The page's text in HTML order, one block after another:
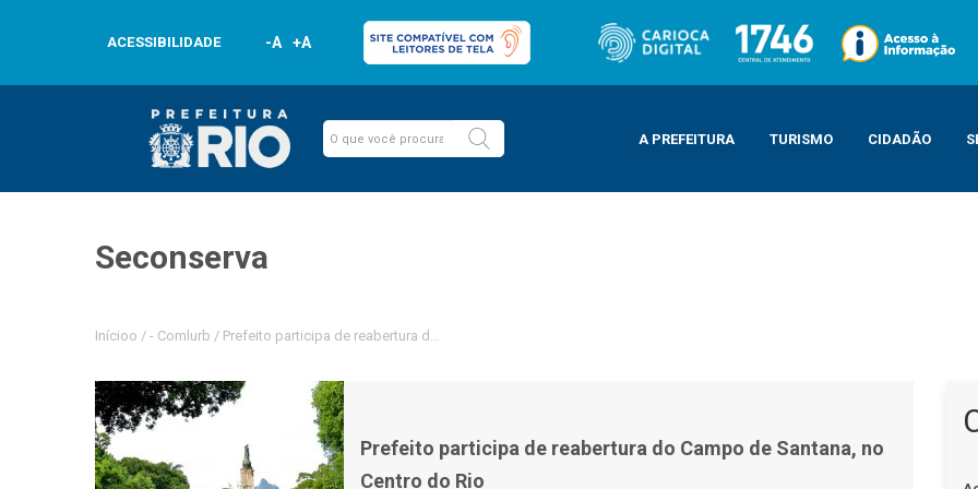
ACESSIBILIDADE -A +A
A PREFEITURA TURISMO CIDADÃO
Seconserva
Inícioo / - Comlurb / Prefeito participa de reabertura do Campo de Santana, no Centro do Rio
Prefeito participa de reabertura do Campo de Santana, no
Centro do Rio